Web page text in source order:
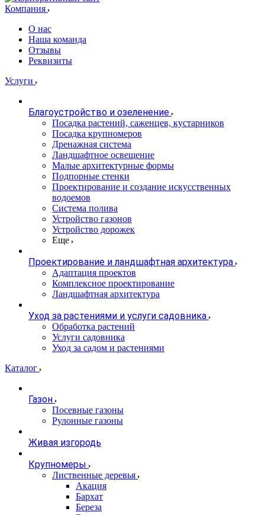
Компания
О нас
Наша команда
Отзывы
Реквизиты
Услуги
Благоустройство и озеленение
Посадка растений, саженцев, кустарников
Посадка крупномеров
Дренажная система
Ландшафтное освещение
Малые архитектурные формы
Подпорные стенки
Проектирование и создание искусственных
водоемов
Система полива
Устройство газонов
Устройство дорожек
Еще
Проектирование и ландшафтная архитектура
Адаптация проектов
Комплексное проектирование
Ландшафтная архитектура
Уход за растениями и услуги садовника
Обработка растений
Услуги садовника
Уход за садом и растениями
Каталог
Газон
Посевные газоны
Рулонные газоны
Живая изгородь
Крупномеры
Лиственные деревья
Акация
Бархат
Береза